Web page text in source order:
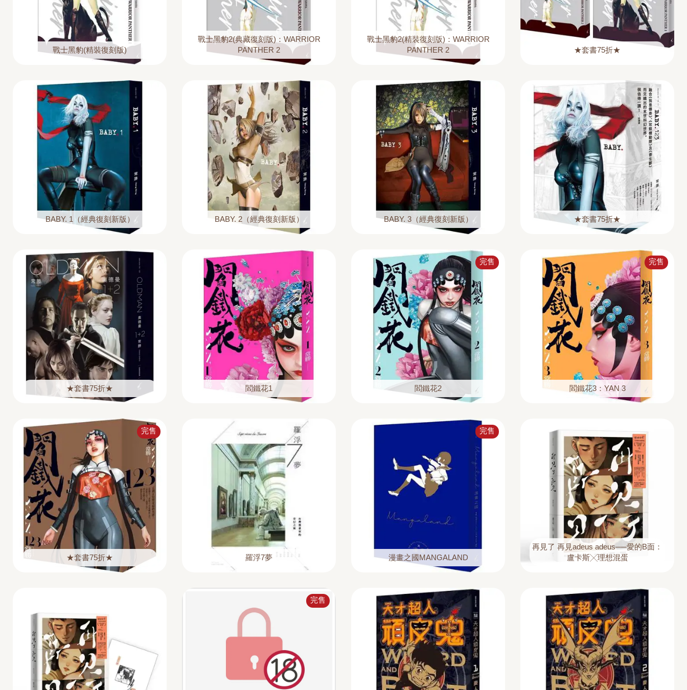
戰士黑豹(精裝復刻版)
戰士黑豹2(典藏復刻版)：WARRIOR
PANTHER 2
戰士黑豹2(精裝復刻版)：WARRIOR
PANTHER 2
★套書75折★
BABY. 1（經典復刻新版） BABY. 2（經典復刻新版） BABY. 3（經典復刻新版） ★套書75折★
★套書75折★ 閻鐵花1
完售
閻鐵花2
完售
閻鐵花3：YAN 3
完售
★套書75折★ 羅浮7夢
完售
漫畫之國MANGALAND
再見了 再見adeus adeus──愛的B面：
盧卡斯╳理想混蛋
完售